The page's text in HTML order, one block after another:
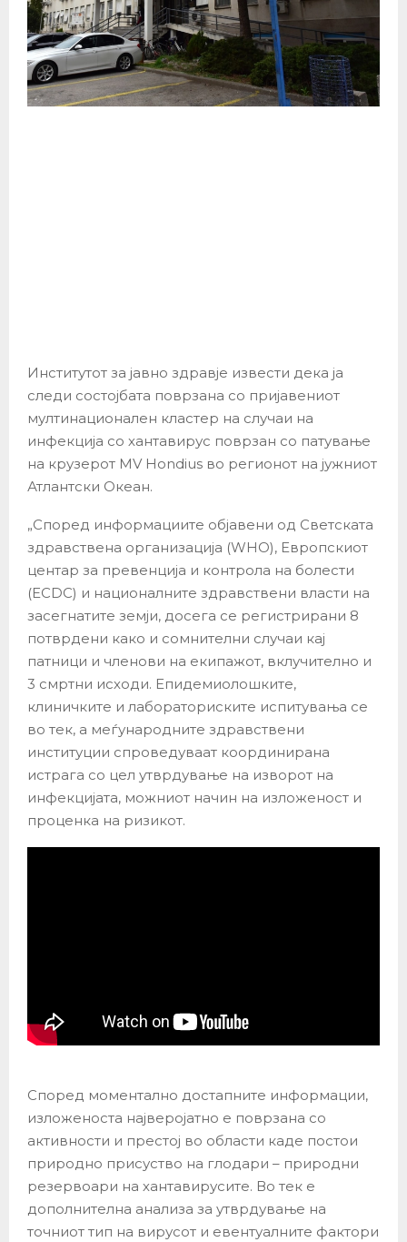
Институтот за јавно здравје извести дека ја
следи состојбата поврзана со пријавениот
мултинационален кластер на случаи на
инфекција со хантавирус поврзан со патување
на крузерот MV Hondius во регионот на јужниот
Атлантски Океан.
„Според информациите објавени од Светската
здравствена организација (WHO), Европскиот
центар за превенција и контрола на болести
(ECDC) и националните здравствени власти на
засегнатите земји, досега се регистрирани 8
потврдени како и сомнителни случаи кај
патници и членови на екипажот, вклучително и
3 смртни исходи. Епидемиолошките,
клиничките и лабораториските испитувања се
во тек, а меѓународните здравствени
институции спроведуваат координирана
истрага со цел утврдување на изворот на
инфекцијата, можниот начин на изложеност и
проценка на ризикот.
Според моментално достапните информации,
изложеноста најверојатно е поврзана со
активности и престој во области каде постои
природно присуство на глодари – природни
резервоари на хантавирусите. Во тек е
дополнителна анализа за утврдување на
точниот тип на вирусот и евентуалните фактори